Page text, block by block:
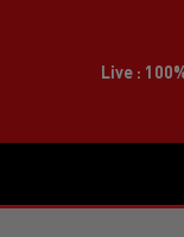
Live :